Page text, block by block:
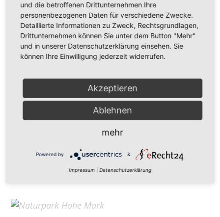
Hohe Mark Tourismus e. V.
Redderstraße 421,45711 Datteln
Fon: +49 (0)2363 377 0
info@hohe-mark-tourismus.de
Datenschutz
Home
und die betroffenen Drittunternehmen Ihre
personenbezogenen Daten für verschiedene Zwecke.
Detaillierte Informationen zu Zweck, Rechtsgrundlagen,
Drittunternehmen können Sie unter dem Button "Mehr"
und in unserer Datenschutzerklärung einsehen. Sie
können Ihre Einwilligung jederzeit widerrufen.
Akzeptieren
Ablehnen
mehr
Powered by &
Impressum Datenschutzerklärung